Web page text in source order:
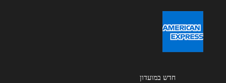
קניון מרום נוה, משחקיית בבילון חיים לנדאו 7
052-6231028
חדש במועדון